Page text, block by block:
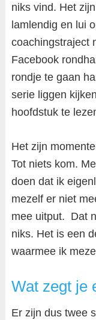
niks vind. Het
lamlendig en lui
coachingstraject
Facebook
rondje te gaan
serie liggen
hoofdstuk te
Het zijn
Tot niets kom.
doen dat ik
mezelf er niet
mee uitput. Dat
niks. Het is een
waarmee ik
Wat zegt je
Er zijn dus twee